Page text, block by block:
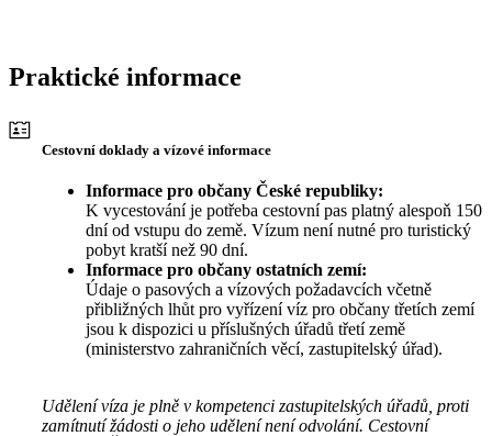
Praktické informace
Cestovní doklady a vízové informace
Informace pro občany České republiky:
K vycestování je potřeba cestovní pas platný alespoň 150
dní od vstupu do země. Vízum není nutné pro turistický
pobyt kratší než 90 dní.
Informace pro občany ostatních zemí:
Údaje o pasových a vízových požadavcích včetně
přibližných lhůt pro vyřízení víz pro občany třetích zemí
jsou k dispozici u příslušných úřadů třetí země
(ministerstvo zahraničních věcí, zastupitelský úřad).
Udělení víza je plně v kompetenci zastupitelských úřadů, proti
zamítnutí žádosti o jeho udělení není odvolání. Cestovní